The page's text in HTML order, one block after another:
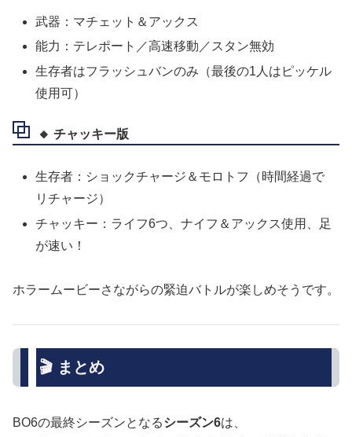
武器：マチェット＆アックス
能力：テレポート／高速移動／スタン無効
生存者はフラッシュバンのみ（最後の1人はピッケル
使用可）
🔸 チャッキー版
生存者：ショックチャージ＆モロトフ（時間経過で
リチャージ）
チャッキー：ライフ6つ、ナイフ＆アックス使用、足
が速い！
ホラームービーさながらの緊迫バトルが楽しめそうです。
🎬 まとめ
BO6の最終シーズンとなるシーズン6は、